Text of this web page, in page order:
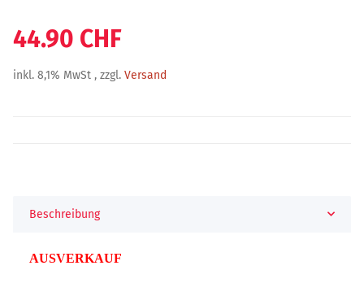
44.90 CHF
inkl. 8,1% MwSt , zzgl. Versand
Beschreibung
AUSVERKAUF